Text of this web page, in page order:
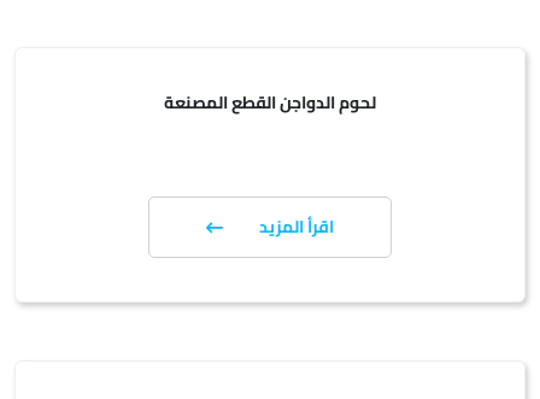
لحوم الدواجن القطع المصنعة
اقرأ المزيد